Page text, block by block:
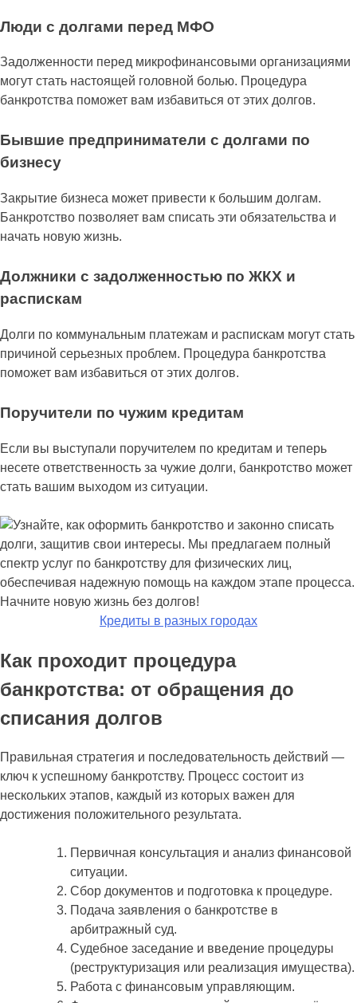
Люди с долгами перед МФО
Задолженности перед микрофинансовыми организациями
могут стать настоящей головной болью. Процедура
банкротства поможет вам избавиться от этих долгов.
Бывшие предприниматели с долгами по
бизнесу
Закрытие бизнеса может привести к большим долгам.
Банкротство позволяет вам списать эти обязательства и
начать новую жизнь.
Должники с задолженностью по ЖКХ и
распискам
Долги по коммунальным платежам и распискам могут стать
причиной серьезных проблем. Процедура банкротства
поможет вам избавиться от этих долгов.
Поручители по чужим кредитам
Если вы выступали поручителем по кредитам и теперь
несете ответственность за чужие долги, банкротство может
стать вашим выходом из ситуации.
Кредиты в разных городах
Как проходит процедура
банкротства: от обращения до
списания долгов
Правильная стратегия и последовательность действий —
ключ к успешному банкротству. Процесс состоит из
нескольких этапов, каждый из которых важен для
достижения положительного результата.
Первичная консультация и анализ финансовой
ситуации.
Сбор документов и подготовка к процедуре.
Подача заявления о банкротстве в
арбитражный суд.
Судебное заседание и введение процедуры
(реструктуризация или реализация имущества).
Работа с финансовым управляющим.